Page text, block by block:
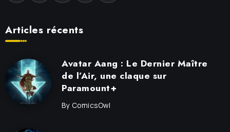
Articles récents
Avatar Aang : Le Dernier Maître
de l’Air, une claque sur
Paramount+
By ComicsOwl